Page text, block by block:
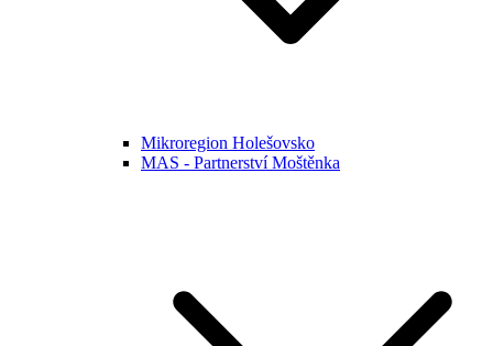
Mikroregion Holešovsko
MAS - Partnerství Moštěnka